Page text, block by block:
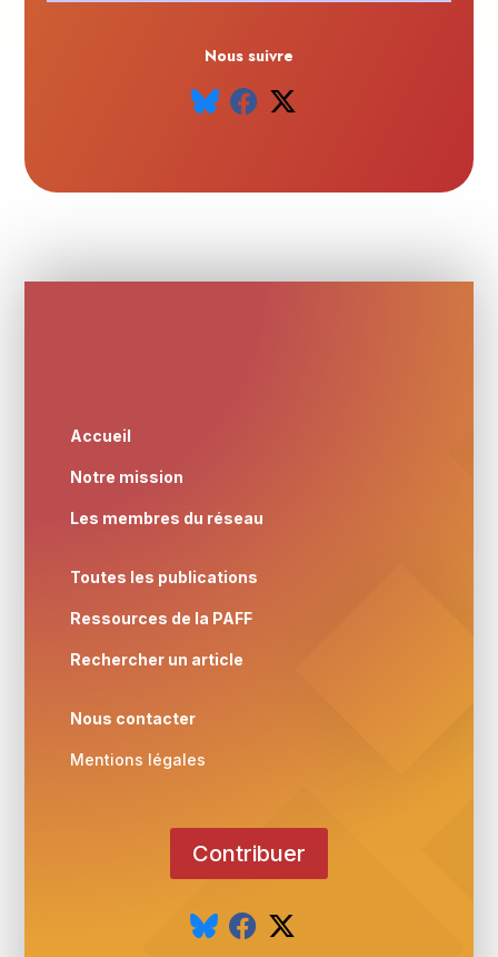
Nous suivre
Accueil
Notre mission
Les membres du réseau
Toutes les publications
Ressources de la PAFF
Rechercher un article
Nous contacter
Mentions légales
Contribuer